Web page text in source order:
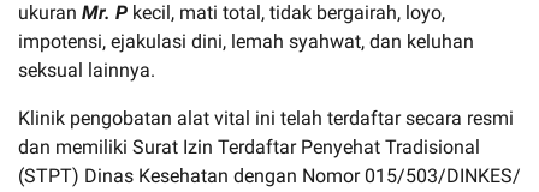
ukuran Mr. P kecil, mati total, tidak bergairah, loyo,
impotensi, ejakulasi dini, lemah syahwat, dan keluhan
seksual lainnya.
Klinik pengobatan alat vital ini telah terdaftar secara resmi
dan memiliki Surat Izin Terdaftar Penyehat Tradisional
(STPT) Dinas Kesehatan dengan Nomor 015/503/DINKES/